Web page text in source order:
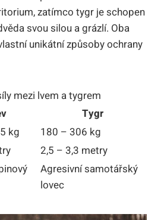
zatímco tygr je schopen
svou silou a grázlí. Oba
unikátní způsoby ochrany
mezi lvem a tygrem
Tygr
kg
180 – 306 kg
2,5 – 3,3 metry
Agresivní samotářský
lovec